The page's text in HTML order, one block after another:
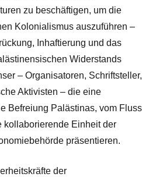
zu beschäftigen, um die
Kolonialismus auszuführen –
Inhaftierung und das
Widerstands
– Organisatoren, Schriftsteller,
Aktivisten – die eine
Befreiung Palästinas, vom Fluss
kollaborierende Einheit der
präsentieren.
der